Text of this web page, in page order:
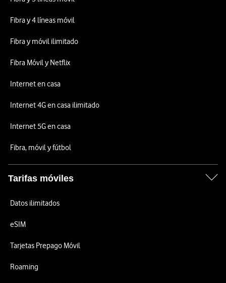
Fibra y 4 líneas móvil
Fibra y móvil ilimitado
Fibra Móvil y Netflix
Internet en casa
Internet 4G en casa ilimitado
Internet 5G en casa
Fibra, móvil y fútbol
Tarifas móviles
Datos ilimitados
eSIM
Tarjetas Prepago Móvil
Roaming